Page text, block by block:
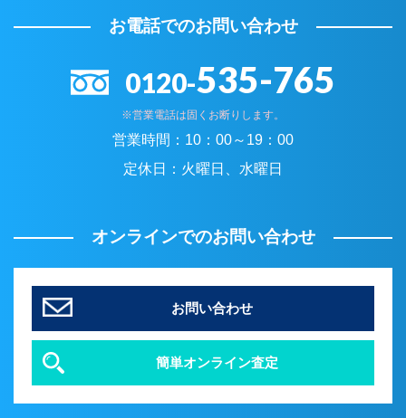
お電話でのお問い合わせ
0120-535-765
※営業電話は固くお断りします。
営業時間： 10：00～19：00
定休日： 火曜日、水曜日
オンラインでのお問い合わせ
お問い合わせ
簡単オンライン査定